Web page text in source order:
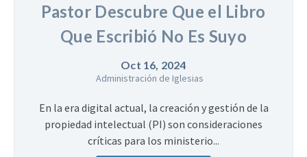
Pastor Descubre Que el Libro
Que Escribió No Es Suyo
Oct 16, 2024
Administración de Iglesias
En la era digital actual, la creación y gestión de la
propiedad intelectual (PI) son consideraciones
críticas para los ministerio...